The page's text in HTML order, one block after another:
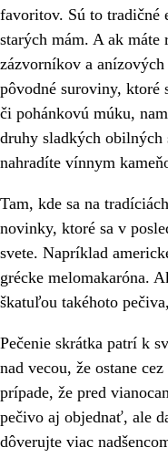
favoritov. Sú to tradičné
starých mám. A ak
zázvorníkov a
pôvodné suroviny, ktoré
či pohánkovú múku,
druhy sladkých
nahradíte vínnym
Tam, kde sa na
novinky, ktoré sa v
svete. Napríklad
grécke melomakaróna.
škatuľou takéhoto
Pečenie skrátka patrí k
nad vecou, že ostane
prípade, že pred
pečivo aj objednať, ale
dôverujte viac